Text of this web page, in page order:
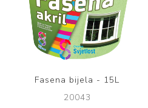
Fasena bijela - 15L
20043